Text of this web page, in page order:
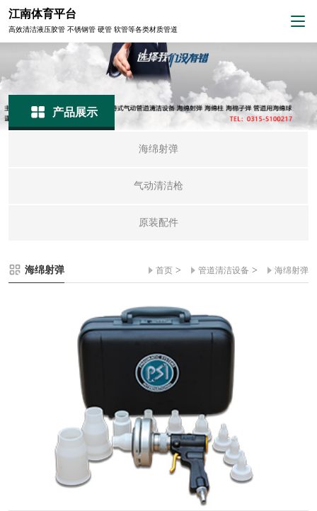
江南体育平台
高效清洁液压胶管 不锈钢管 硬管 软管等各类材质管道
产品展示
海绵射弹
气动清洁枪
原装配件
海绵射弹 首页 > 管道清洁设备 > 海绵射弹